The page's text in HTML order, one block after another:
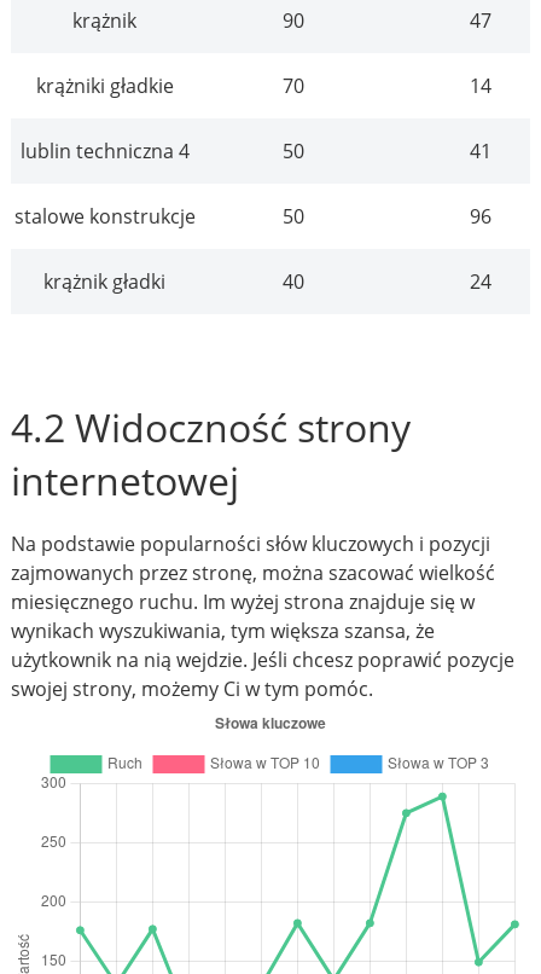
krążnik 90 47
krążniki gładkie 70 14
lublin techniczna 4 50 41
stalowe konstrukcje 50 96
krążnik gładki 40 24
4.2 Widoczność strony
internetowej
Na podstawie popularności słów kluczowych i pozycji
zajmowanych przez stronę, można szacować wielkość
miesięcznego ruchu. Im wyżej strona znajduje się w
wynikach wyszukiwania, tym większa szansa, że
użytkownik na nią wejdzie. Jeśli chcesz poprawić pozycje
swojej strony, możemy Ci w tym pomóc.